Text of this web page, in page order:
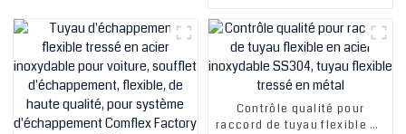
tressé en métal, avec
remise en gros
Contrôle qualité pour
raccord de tuyau flexible en